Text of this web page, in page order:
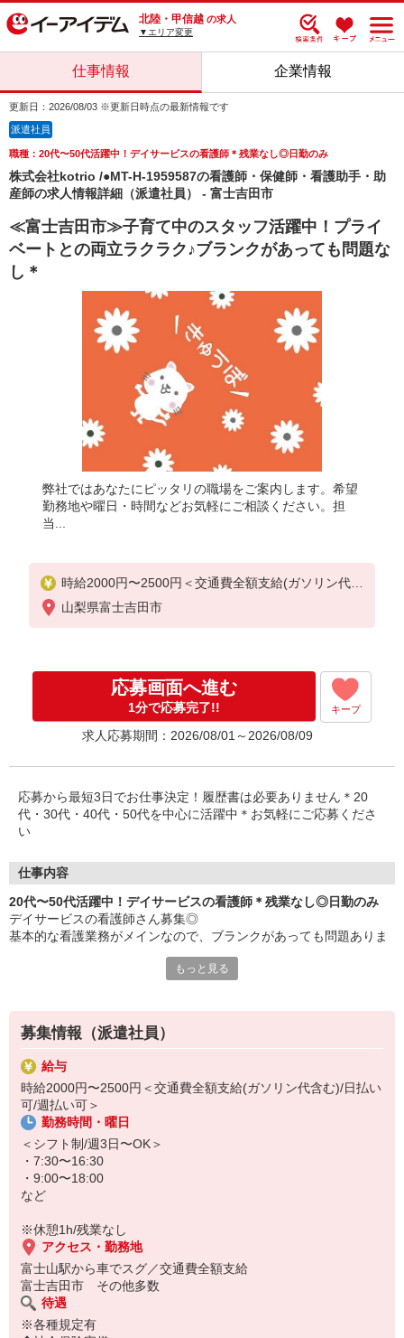
北陸・甲信越 の求人
▼エリア変更
仕事情報 企業情報
更新日：2026/08/03 ※更新日時点の最新情報です
派遣社員
職種：20代〜50代活躍中！デイサービスの看護師＊残業なし◎日勤のみ
株式会社kotrio /●MT-H-1959587の看護師・保健師・看護助手・助
産師の求人情報詳細（派遣社員） - 富士吉田市
≪富士吉田市≫子育て中のスタッフ活躍中！プライ
ベートとの両立ラクラク♪ブランクがあっても問題な
し＊
弊社ではあなたにピッタリの職場をご案内します。希望
勤務地や曜日・時間などお気軽にご相談ください。担
当...
時給2000円〜2500円＜交通費全額支給(ガソリン代含
む)/日払い可/週払い可＞
山梨県富士吉田市
応募画面へ進む
1分で応募完了!! キープ
求人応募期間：2026/08/01～2026/08/09
応募から最短3日でお仕事決定！履歴書は必要ありません＊20
代・30代・40代・50代を中心に活躍中＊お気軽にご応募くださ
い
仕事内容
20代〜50代活躍中！デイサービスの看護師＊残業なし◎日勤のみ
デイサービスの看護師さん募集◎
基本的な看護業務がメインなので、ブランクがあっても問題ありま
・服薬管理
・健康相談
・簡単な医療処置
・スタッフとの連携
など
働く時間は日勤帯のみ！夕方には退勤できます♪残業もないため、プ
ライベートの予定が立てやすい環境です◎
シフトの相談も柔軟に対応します！「子どもが突然熱をだして…」
「学校の行事があって…」など、なんでも気軽にご相談ください♪
もっと見る
募集情報（派遣社員）
給与
時給2000円〜2500円＜交通費全額支給(ガソリン代含む)/日払い
可/週払い可＞
勤務時間・曜日
＜シフト制/週3日〜OK＞
・7:30〜16:30
・9:00〜18:00
など
※休憩1h/残業なし
アクセス・勤務地
富士山駅から車でスグ／交通費全額支給
富士吉田市 その他多数
待遇
※各種規定有